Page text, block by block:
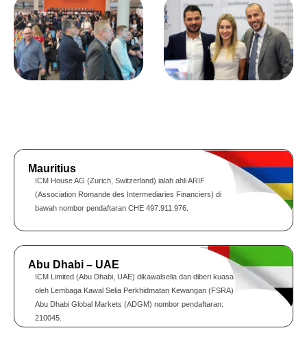
Mauritius
ICM House AG (Zurich, Switzerland) ialah ahli ARIF
(Association Romande des Intermediaries Financiers) di
bawah nombor pendaftaran CHE 497.911.976.
Abu Dhabi – UAE
ICM Limited (Abu Dhabi, UAE) dikawalselia dan diberi kuasa
oleh Lembaga Kawal Selia Perkhidmatan Kewangan (FSRA)
Abu Dhabi Global Markets (ADGM) nombor pendaftaran:
210045.